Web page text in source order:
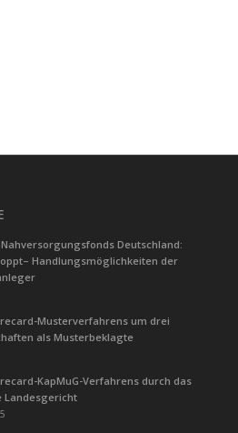
Deutschland:
Handlungsmöglichkeiten der
Musterverfahrens um drei
als Musterbeklagte
KapMuG-Verfahrens durch das
Landesgericht